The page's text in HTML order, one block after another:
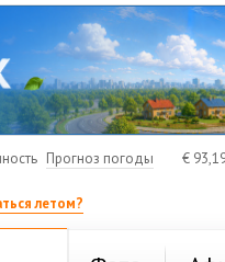
Прогноз погоды €
летом?